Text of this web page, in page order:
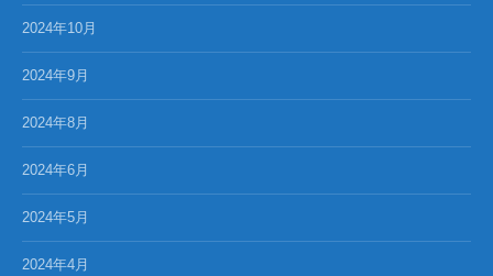
2024年10月
2024年9月
2024年8月
2024年6月
2024年5月
2024年4月